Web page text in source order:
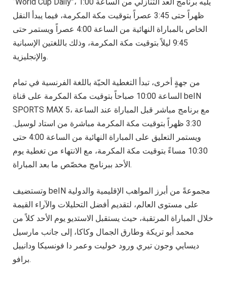
ظهراً حتى 3:45 عصراً بتوقيت مكة المكرمة، فيما يبدأ النقل
الخاص بالمباراة النهائية من الساعة 4:00 عصراً ويستمر حتى
9:45 ليلاً بتوقيت مكة المكرمة، وذلك باللغتين الإسبانية
والإنجليزية.
من جهةٍ أخرى، تبدأ التغطية الحيّة باللغة الفرنسية في تمام
الساعة 10:00 صباحاً بتوقيت مكة المكرمة على قناة beIN
SPORTS MAX 5، مع برنامج مباشر قبل المباراة عند الساعة
3:30 ظهراً بتوقيت مكة المكرمة مباشرة من استاد لوسيل.
ويستمر التعليق على المباراة النهائية من الساعة 4:00 حتى
10:30 مساءً بتوقيت مكة المكرمة، مع الانتهاء من تغطية يوم
الأحد ببرنامج مخصّص ما بعد المباراة.
وتستضيف beIN مجموعةً من أبرز المواهب الإقليمية والدولية
على مستوى العالم، لتقديم أفضل التحليلات والآراء القيمة
خلال المباراة المرتقبة، حيث يستقبل الاستديو يوم الأحد كلاً من
محمد أبو تريكة وطارق الجمال وكاكا، إلى جانب مارسيل
ديسايي وجون تيري ورود خوليت وعمر دا فونسيكا ودانييل
برافو.